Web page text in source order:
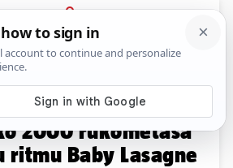
PRIJAVA
Sport Komentari
Svjetskog kupa u
2000 rukometaša
ritmu Baby Lasagne